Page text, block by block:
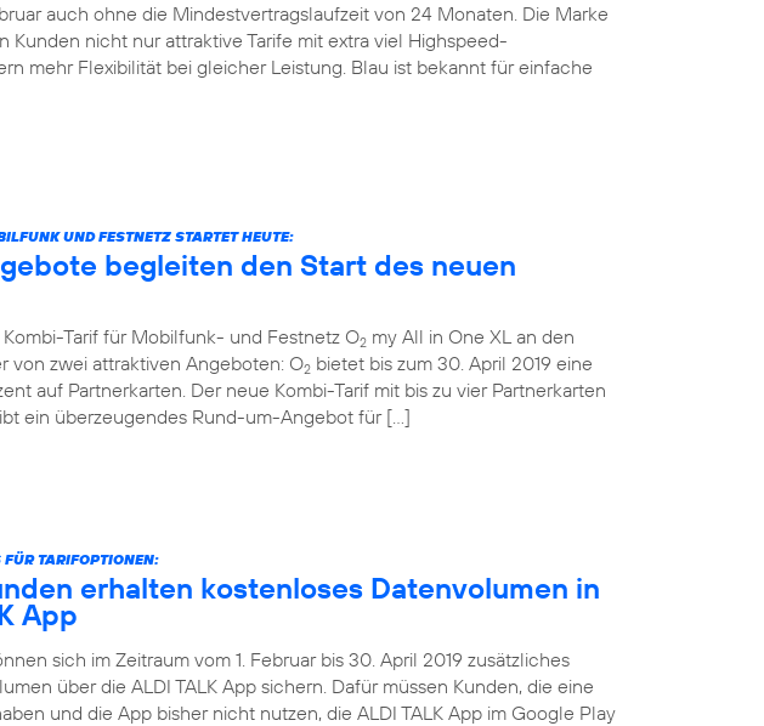
auch ohne die Mindestvertragslaufzeit von 24 Monaten. Die Marke
Kunden nicht nur attraktive Tarife mit extra viel Highspeed-
mehr Flexibilität bei gleicher Leistung. Blau ist bekannt für einfache
UND FESTNETZ STARTET HEUTE:
begleiten den Start des neuen
Tarif für Mobilfunk- und Festnetz O2 my All in One XL an den
von zwei attraktiven Angeboten: O2 bietet bis zum 30. April 2019 eine
auf Partnerkarten. Der neue Kombi-Tarif mit bis zu vier Partnerkarten
ein überzeugendes Rund-um-Angebot für […]
TARIFOPTIONEN:
erhalten kostenloses Datenvolumen in
App
sich im Zeitraum vom 1. Februar bis 30. April 2019 zusätzliches
über die ALDI TALK App sichern. Dafür müssen Kunden, die eine
und die App bisher nicht nutzen, die ALDI TALK App im Google Play